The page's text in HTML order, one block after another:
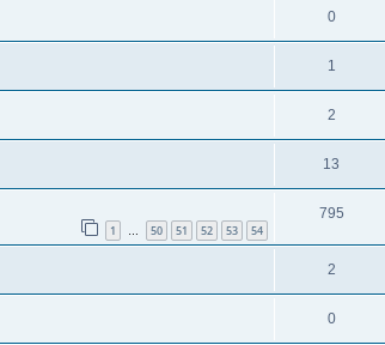
0
1
2
13
1 … 50 51 52 53 54
795
2
0